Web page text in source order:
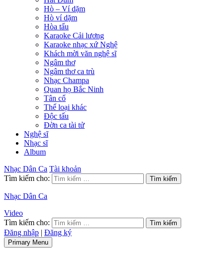
Hò – Ví dặm
Hò ví dặm
Hòa tấu
Karaoke Cải lương
Karaoke nhạc xứ Nghệ
Khách mời văn nghệ sĩ
Ngâm thơ
Ngâm thơ ca trù
Nhạc Champa
Quan họ Bắc Ninh
Tân cổ
Thể loại khác
Độc tấu
Đờn ca tài tử
Nghệ sĩ
Nhạc sĩ
Album
Nhạc Dân Ca Tài khoản
Tìm kiếm cho:
Nhạc Dân Ca
Video
Tìm kiếm cho:
Đăng nhập | Đăng ký
Primary Menu